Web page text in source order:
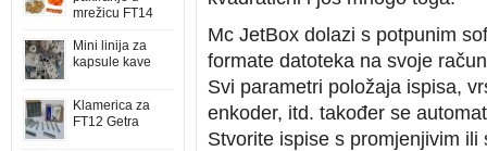
mrežicu FT14
Mini linija za
kapsule kave
Klamerica za
FT12 Getra
Mc JetBox dolazi s potpunim
formate datoteka na svoje
Svi parametri položaja ispisa,
enkoder, itd. također se
Stvorite ispise s promjenjivim